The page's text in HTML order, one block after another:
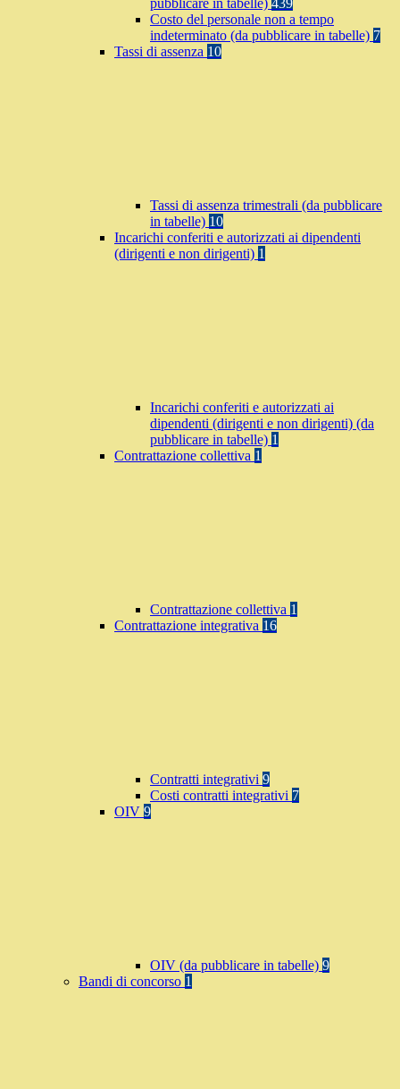
pubblicare in tabelle) 439
Costo del personale non a tempo
indeterminato (da pubblicare in tabelle) 7
Tassi di assenza 10
Tassi di assenza trimestrali (da pubblicare
in tabelle) 10
Incarichi conferiti e autorizzati ai dipendenti
(dirigenti e non dirigenti) 1
Incarichi conferiti e autorizzati ai
dipendenti (dirigenti e non dirigenti) (da
pubblicare in tabelle) 1
Contrattazione collettiva 1
Contrattazione collettiva 1
Contrattazione integrativa 16
Contratti integrativi 9
Costi contratti integrativi 7
OIV 9
OIV (da pubblicare in tabelle) 9
Bandi di concorso 1